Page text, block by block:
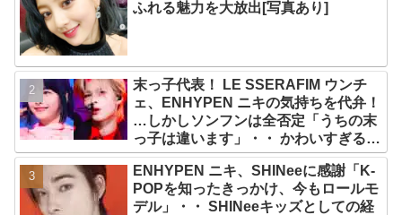
ふれる魅力を大放出[写真あり]
末っ子代表！ LE SSERAFIM ウンチ
ェ、ENHYPEN ニキの気持ちを代弁！
…しかしソンフンは全否定「うちの末
っ子は違います」・・ かわいすぎる２
人の会話に爆笑
ENHYPEN ニキ、SHINeeに感謝「K-
POPを知ったきっかけ、今もロールモ
デル」・・ SHINeeキッズとしての経